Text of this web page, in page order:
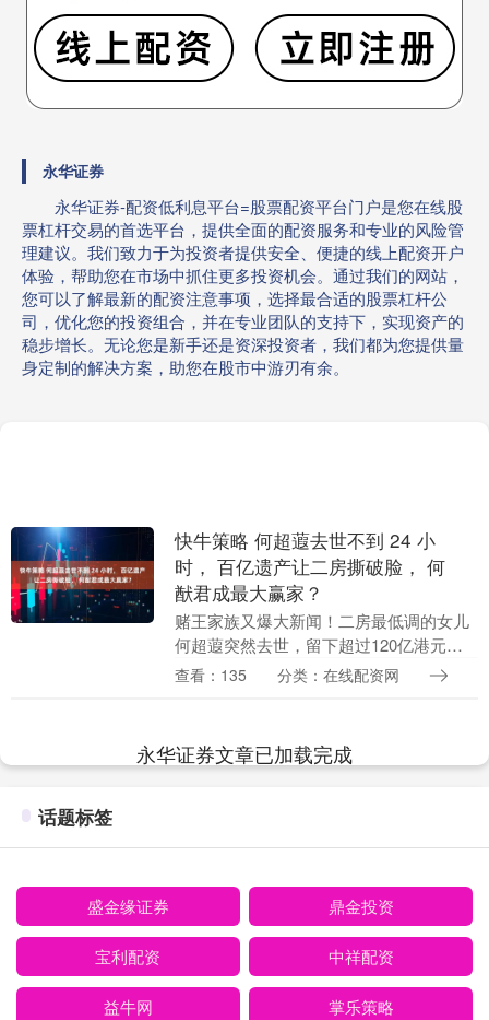
永华证券
永华证券-配资低利息平台=股票配资平台门户是您在线股
票杠杆交易的首选平台，提供全面的配资服务和专业的风险管
理建议。我们致力于为投资者提供安全、便捷的线上配资开户
体验，帮助您在市场中抓住更多投资机会。通过我们的网站，
您可以了解最新的配资注意事项，选择最合适的股票杠杆公
司，优化您的投资组合，并在专业团队的支持下，实现资产的
稳步增长。无论您是新手还是资深投资者，我们都为您提供量
身定制的解决方案，助您在股市中游刃有余。
快牛策略 何超蕸去世不到 24 小
时， 百亿遗产让二房撕破脸， 何
猷君成最大赢家？
赌王家族又爆大新闻！二房最低调的女儿
何超蕸突然去世，留下超过120亿港元的
巨额遗产。她去世不到24小时，一份只有
查看：135 分类：在线配资网
永华证券文章已加载完成
话题标签
盛金缘证券 鼎金投资
宝利配资 中祥配资
益牛网 掌乐策略